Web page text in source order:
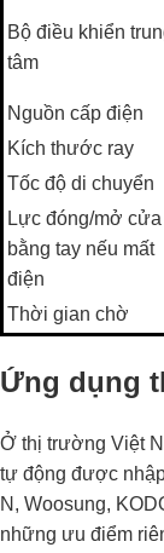
Bộ điều khiển
tâm
Nguồn cấp điện
Kích thước ray
Tốc độ di chuyển
Lực đóng/mở cửa
bằng tay nếu mất
điện
Thời gian chờ
Ứng dụng
Ở thị trường Việt
tự động được
N, Woosung,
những ưu điểm